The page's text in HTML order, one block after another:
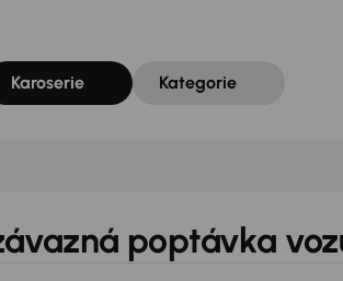
Karoserie Kategorie
poptávka